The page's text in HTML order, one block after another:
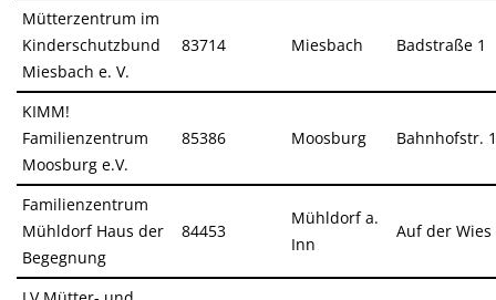
Mütterzentrum im
Kinderschutzbund
Miesbach e. V.
83714 Miesbach Badstraße 1
KIMM!
Familienzentrum
Moosburg e.V.
85386 Moosburg Bahnhofstr. 1
Familienzentrum
Mühldorf Haus der
Begegnung
84453
Mühldorf a.
Inn
Auf der Wies